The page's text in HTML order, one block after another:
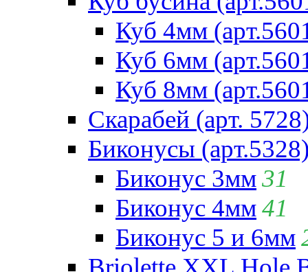
Куб 4мм
Куб 6мм
Куб 8мм
Скарабей (арт.
Биконусы
Биконус 3мм31
Биконус 4мм41
Биконус 5 и 6мм